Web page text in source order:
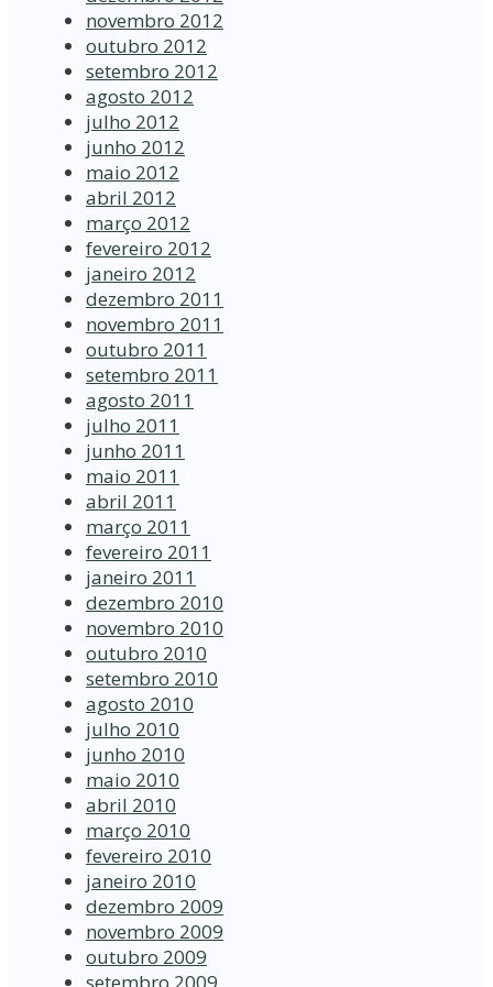
novembro 2012
outubro 2012
setembro 2012
agosto 2012
julho 2012
junho 2012
maio 2012
abril 2012
março 2012
fevereiro 2012
janeiro 2012
dezembro 2011
novembro 2011
outubro 2011
setembro 2011
agosto 2011
julho 2011
junho 2011
maio 2011
abril 2011
março 2011
fevereiro 2011
janeiro 2011
dezembro 2010
novembro 2010
outubro 2010
setembro 2010
agosto 2010
julho 2010
junho 2010
maio 2010
abril 2010
março 2010
fevereiro 2010
janeiro 2010
dezembro 2009
novembro 2009
outubro 2009